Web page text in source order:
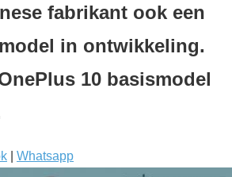
fabrikant ook een
in ontwikkeling.
10 basismodel
Whatsapp